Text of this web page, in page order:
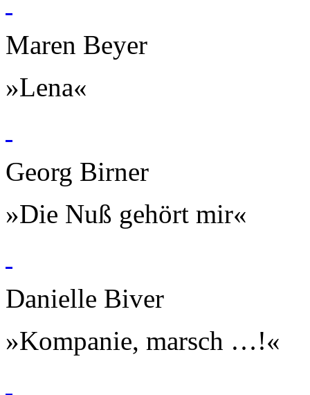
Maren Beyer
»Lena«
Georg Birner
»Die Nuß gehört mir«
Danielle Biver
»Kompanie, marsch …!«